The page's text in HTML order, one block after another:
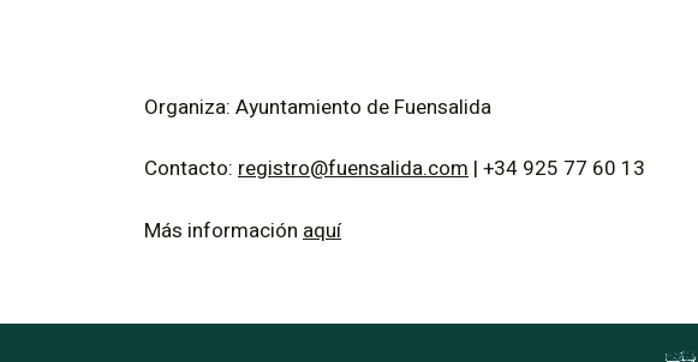
Organiza: Ayuntamiento de Fuensalida
Contacto: registro@fuensalida.com | +34 925 77 60 13
Más información aquí